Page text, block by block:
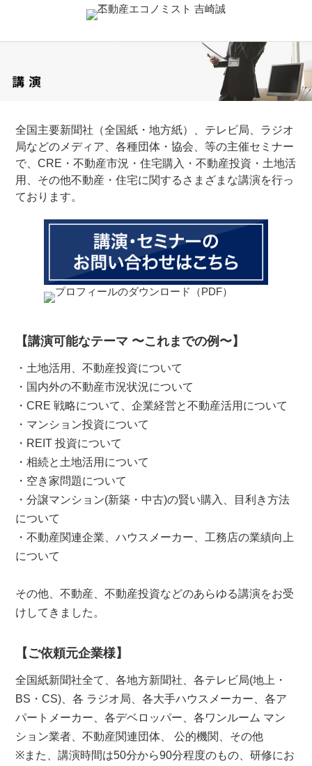
全国主要新聞社（全国紙・地方紙）、テレビ局、ラジオ
局などのメディア、各種団体・協会、等の主催セミナー
で、CRE・不動産市況・住宅購入・不動産投資・土地活
用、その他不動産・住宅に関するさまざまな講演を行っ
ております。
【講演可能なテーマ 〜これまでの例〜】
・土地活用、不動産投資について
・国内外の不動産市況状況について
・CRE 戦略について、企業経営と不動産活用について
・マンション投資について
・REIT 投資について
・相続と土地活用について
・空き家問題について
・分譲マンション(新築・中古)の賢い購入、目利き方法
について
・不動産関連企業、ハウスメーカー、工務店の業績向上
について
その他、不動産、不動産投資などのあらゆる講演をお受
けしてきました。
【ご依頼元企業様】
全国紙新聞社全て、各地方新聞社、各テレビ局(地上・
BS・CS)、各 ラジオ局、各大手ハウスメーカー、各ア
パートメーカー、各デベロッパー、各ワンルーム マン
ション業者、不動産関連団体、 公的機関、その他
※また、講演時間は50分から90分程度のもの、研修にお